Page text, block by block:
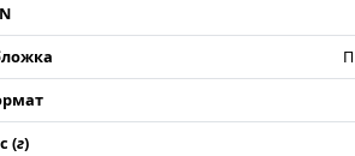
П
(г)